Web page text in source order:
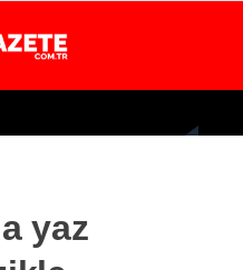
26.1
İSTANBUL
yaz